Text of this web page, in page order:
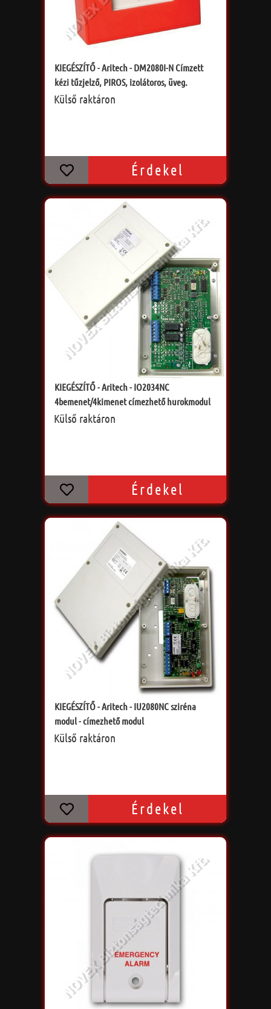
KIEGÉSZÍTŐ - Aritech - DM2080I-N Címzett
kézi tűzjelző, PIROS, izolátoros, üveg.
Külső raktáron
Érdekel
KIEGÉSZÍTŐ - Aritech - IO2034NC
4bemenet/4kimenet címezhető hurokmodul
Külső raktáron
Érdekel
KIEGÉSZÍTŐ - Aritech - IU2080NC sziréna
modul - címezhető modul
Külső raktáron
Érdekel